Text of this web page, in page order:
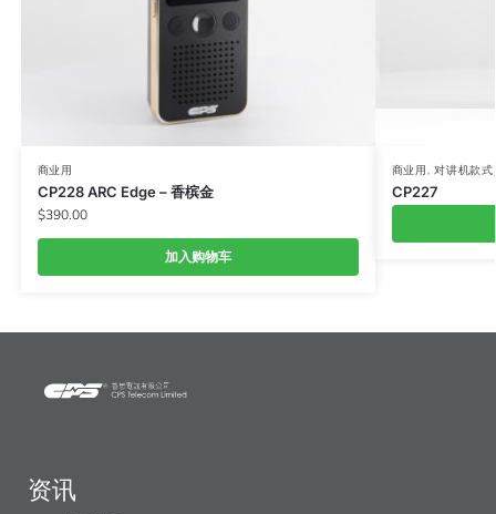
商业用
CP228 ARC Edge – 香槟金
$390.00
加入购物车
商业用,对讲机款
CP227
资讯